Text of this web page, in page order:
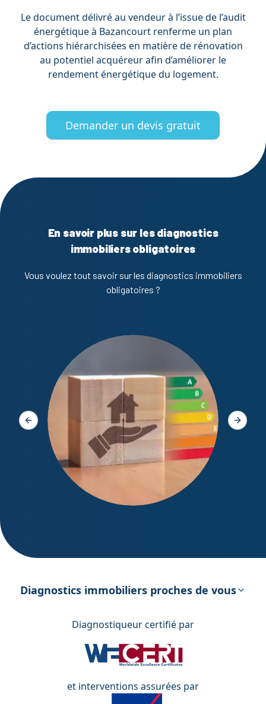
Le document délivré au vendeur à l’issue de l’audit
énergétique à Bazancourt renferme un plan
d’actions hiérarchisées en matière de rénovation
au potentiel acquéreur afin d’améliorer le
rendement énergétique du logement.
Demander un devis gratuit
En savoir plus sur les diagnostics
immobiliers obligatoires
Vous voulez tout savoir sur les diagnostics immobiliers
obligatoires ?
énergétique
Slide précédente Slide
Diagnostics immobiliers proches de vous
Diagnostiqueur certifié par
et interventions assurées par